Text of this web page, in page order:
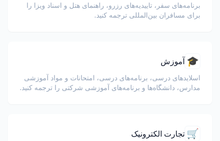
برنامه‌های سفر، تاییدیه‌های رزرو، راهنمای هتل و اسناد ویزا را
برای مسافران بین‌المللی ترجمه کنید.
🎓 آموزش
اسلایدهای درسی، برنامه‌های درسی، امتحانات و مواد آموزشی
مدارس، دانشگاه‌ها و برنامه‌های آموزشی شرکتی را ترجمه کنید.
🛒 تجارت الکترونیک